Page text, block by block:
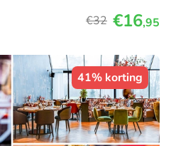
€32 €16,95
41% korting